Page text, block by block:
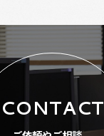
CONTACT